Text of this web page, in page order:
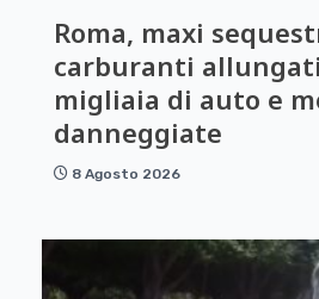
Roma, maxi
carburanti
migliaia di auto e
danneggiate
8 Agosto 2026